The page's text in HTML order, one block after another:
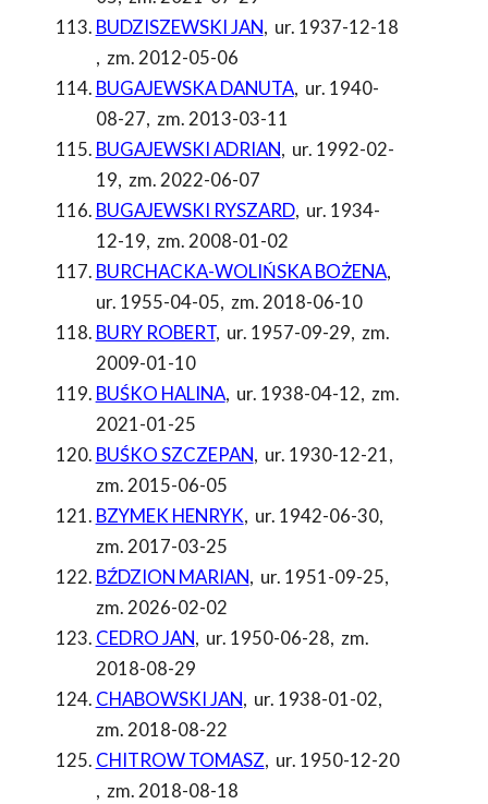
BUDZISZEWSKI JAN, ur. 1937-12-18
, zm. 2012-05-06
BUGAJEWSKA DANUTA, ur. 1940-
08-27, zm. 2013-03-11
BUGAJEWSKI ADRIAN, ur. 1992-02-
19, zm. 2022-06-07
BUGAJEWSKI RYSZARD, ur. 1934-
12-19, zm. 2008-01-02
BURCHACKA-WOLIŃSKA BOŻENA,
ur. 1955-04-05, zm. 2018-06-10
BURY ROBERT, ur. 1957-09-29, zm.
2009-01-10
BUŚKO HALINA, ur. 1938-04-12, zm.
2021-01-25
BUŚKO SZCZEPAN, ur. 1930-12-21,
zm. 2015-06-05
BZYMEK HENRYK, ur. 1942-06-30,
zm. 2017-03-25
BŹDZION MARIAN, ur. 1951-09-25,
zm. 2026-02-02
CEDRO JAN, ur. 1950-06-28, zm.
2018-08-29
CHABOWSKI JAN, ur. 1938-01-02,
zm. 2018-08-22
CHITROW TOMASZ, ur. 1950-12-20
, zm. 2018-08-18